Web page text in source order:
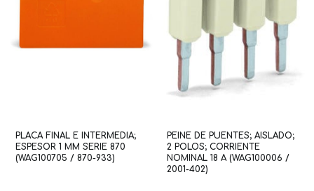
PLACA FINAL E INTERMEDIA;
ESPESOR 1 MM SERIE 870
(WAG100705 / 870-933)
PEINE DE PUENTES; AISLADO;
2 POLOS; CORRIENTE
NOMINAL 18 A (WAG100006 /
2001-402)